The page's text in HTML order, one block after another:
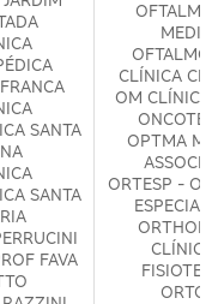
SANTA
SANTA
FAVA
CLÍNICA
OM CLÍNICA
OPTMA
ORTESP -
CLÍNICA